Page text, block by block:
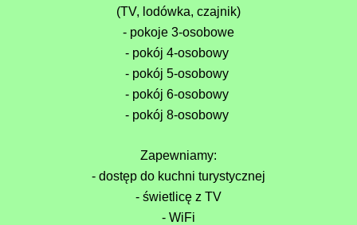
(TV, lodówka, czajnik)
- pokoje 3-osobowe
- pokój 4-osobowy
- pokój 5-osobowy
- pokój 6-osobowy
- pokój 8-osobowy
Zapewniamy:
- dostęp do kuchni turystycznej
- świetlicę z TV
- WiFi